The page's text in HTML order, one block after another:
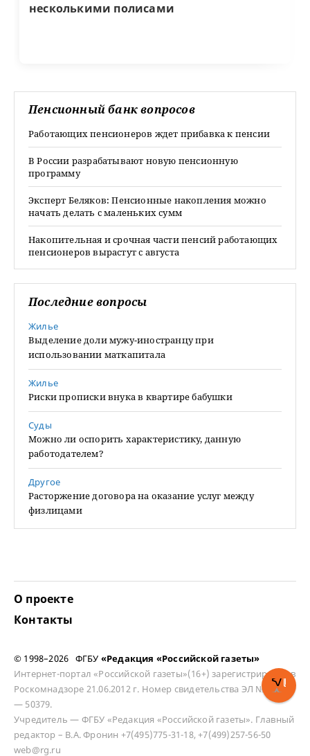
несколькими полисами
Пенсионный банк вопросов
Работающих пенсионеров ждет прибавка к пенсии
В России разрабатывают новую пенсионную
программу
Эксперт Беляков: Пенсионные накопления можно
начать делать с маленьких сумм
Накопительная и срочная части пенсий работающих
пенсионеров вырастут с августа
Последние вопросы
Жилье
Выделение доли мужу-иностранцу при
использовании маткапитала
Жилье
Риски прописки внука в квартире бабушки
Суды
Можно ли оспорить характеристику, данную
работодателем?
Другое
Расторжение договора на оказание услуг между
физлицами
О проекте
Контакты
© 1998–2026 ФГБУ «Редакция «Российской газеты»
Интернет-портал «Российской газеты»(16+) зарегистрирован в
Роскомнадзоре 21.06.2012 г. Номер свидетельства ЭЛ № ФС 77
— 50379.
Учредитель — ФГБУ «Редакция «Российской газеты». Главный
редактор – В.А. Фронин +7(495)775-31-18, +7(499)257-56-50
web@rg.ru